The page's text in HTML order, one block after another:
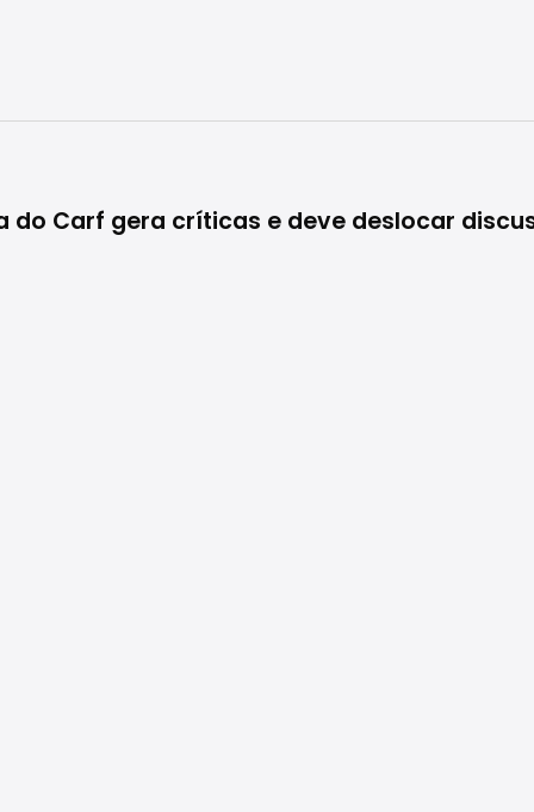
do Carf gera críticas e deve deslocar